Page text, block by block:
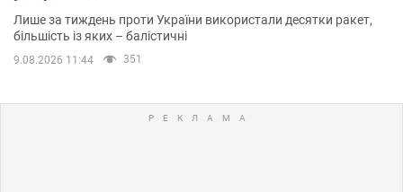
Лише за тиждень проти України використали десятки ракет,
більшість із яких – балістичні
9.08.2026 11:44 351